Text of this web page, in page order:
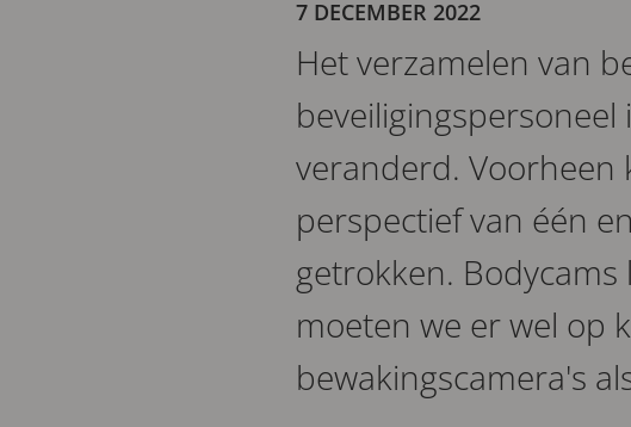
7 DECEMBER 2022
Het verzamelen van
veranderd. Voorheen
perspectief van één
getrokken.
moeten we er wel op
bewakingscamera's